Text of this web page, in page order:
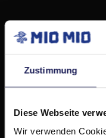
Zustimmung
Diese Webseite
Wir verwenden